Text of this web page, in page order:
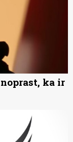
ka ir